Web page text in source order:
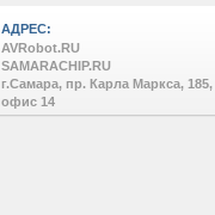
АДРЕС:
AVRobot.RU
SAMARACHIP.RU
г.Самара, пр. Карла Маркса, 185,
офис 14